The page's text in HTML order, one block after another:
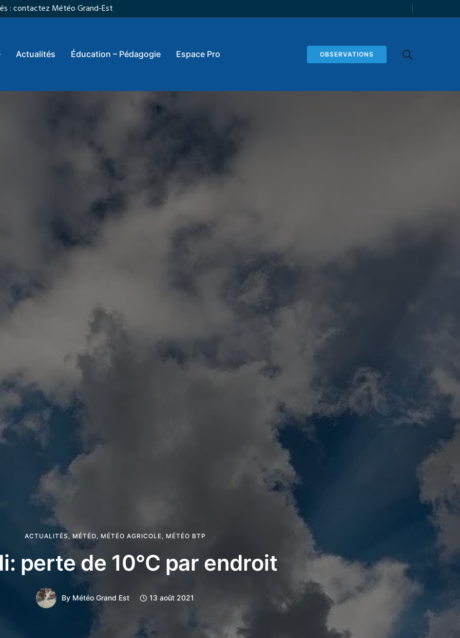
: contactez Météo Grand-Est
Actualités Éducation – Pédagogie Espace Pro OBSERVATIONS
ACTUALITÉS , MÉTÉO, MÉTÉO AGRICOLE, MÉTÉO BTP
perte de 10°C par endroit
By Météo Grand Est 13 août 2021